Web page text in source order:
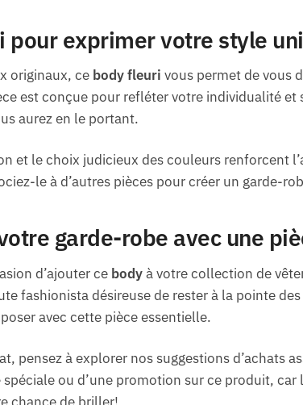
pour exprimer votre style
originaux, ce body fleuri vous permet de vous
est conçue pour refléter votre individualité
aurez en le portant.
et le choix judicieux des couleurs renforcent
le à d’autres pièces pour créer un garde-
garde-robe avec une
d’ajouter ce bodyà votre collection de
fashionista désireuse de rester à la pointe
avec cette pièce essentielle.
pensez à explorer nos suggestions d’achats
ou d’une promotion sur ce produit,